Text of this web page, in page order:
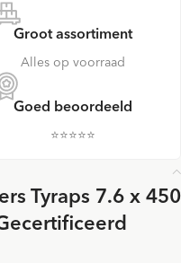
Groot assortiment
Alles op voorraad
Goed beoordeeld
⭐️⭐️⭐️⭐️⭐️
Tyraps 7.6 x 450